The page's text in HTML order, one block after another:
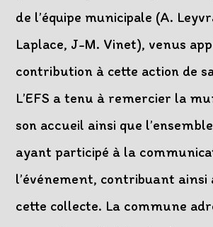
de l’équipe municipale (A.
Laplace, J-M. Vinet), venus
contribution à cette action de
L’EFS a tenu à remercier la
son accueil ainsi que
ayant participé à la
l’événement, contribuant ainsi
cette collecte. La commune